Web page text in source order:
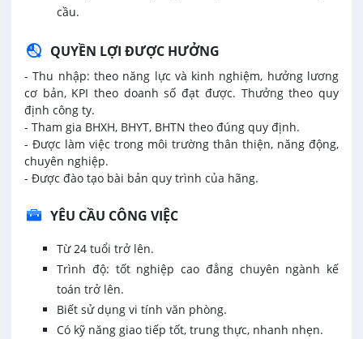
cầu.
QUYỀN LỢI ĐƯỢC HƯỞNG
- Thu nhập: theo năng lực và kinh nghiệm, hưởng lương
cơ bản, KPI theo doanh số đạt được. Thưởng theo quy
định công ty.
- Tham gia BHXH, BHYT, BHTN theo đúng quy định.
- Được làm việc trong môi trường thân thiện, năng động,
chuyên nghiệp.
- Được đào tạo bài bản quy trình của hãng.
YÊU CẦU CÔNG VIỆC
Từ 24 tuổi trở lên.
Trình độ: tốt nghiệp cao đẳng chuyên ngành kế
toán trở lên.
Biết sử dụng vi tính văn phòng.
Có kỹ năng giao tiếp tốt, trung thực, nhanh nhẹn.